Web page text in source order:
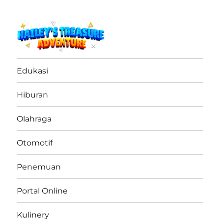
haileystreasureadventure.net
Edukasi
Hiburan
Olahraga
Otomotif
Penemuan
Portal Online
Kulinery